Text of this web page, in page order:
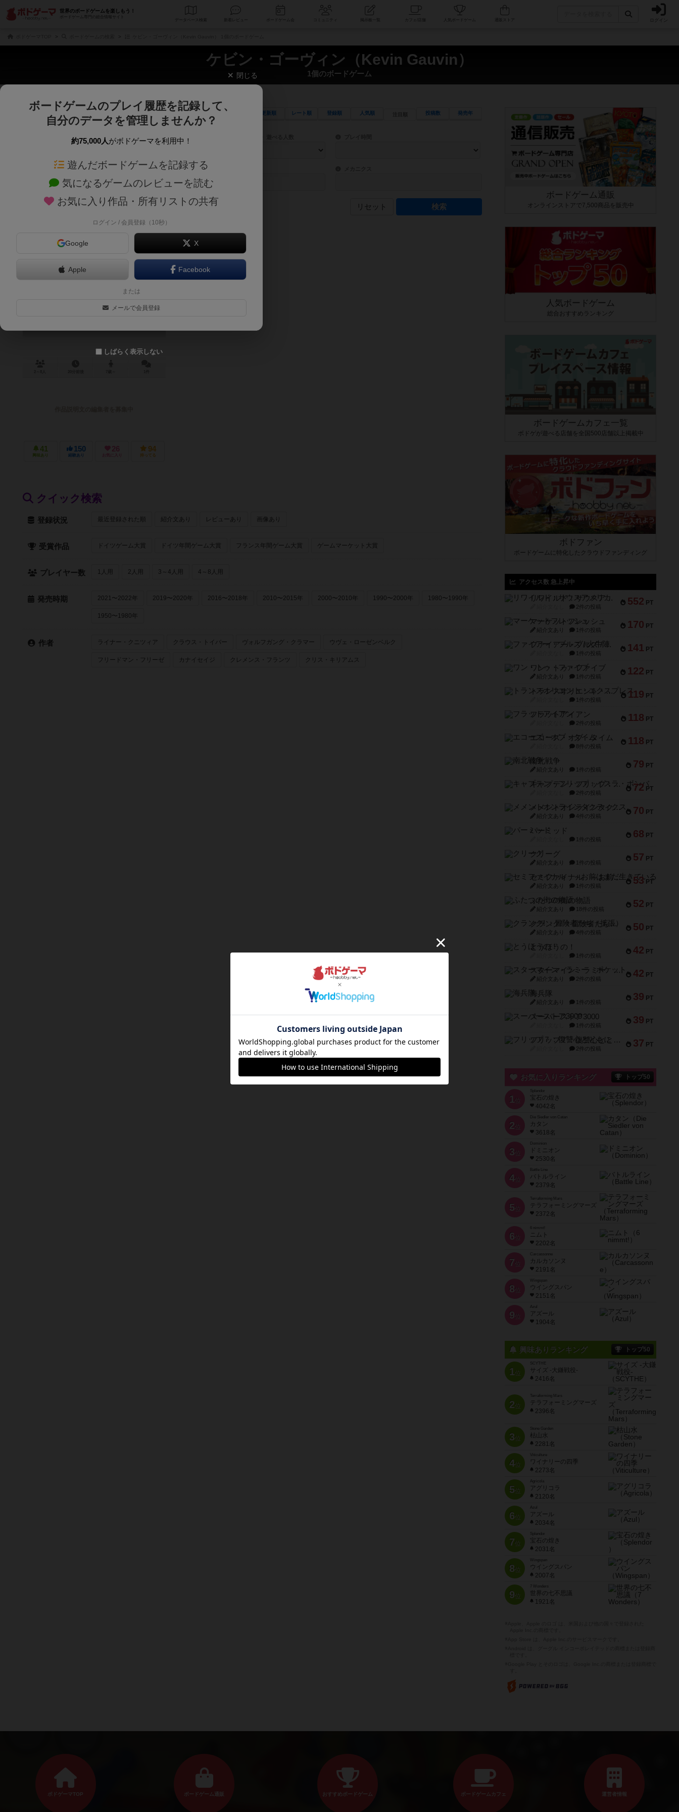
世界のボードゲームを楽しもう！
ボードゲーム専門の総合情報サイト
データベース コミュニティ 人気ボードゲーム ログイン
ケビン・ゴーヴィン（Kevin Gauvin）
1個のボードゲーム
じっくり表示 更新順 レート順 登録順 人気順 投稿数 発売年
商品名、商品説明文、デザイナー名、テーマ名、メカニクス名を対象にフリーワード検索ができます。
ゲームデザイナー名を指定して検索できます。
ゲームデザイナー 目安となる所要時間を指定することができます。マニュアルを読む時間や参加者へのルール説明時間は含まれていないため、初めて
対象年齢を指定します。 世界観や登場人物などモチーフ・ストーリーを指定することができます。直感的にゲームシステムを理解できるよう、中世ファンタジー・クッキング・海賊同士の対決など、ゲームコンセプトを絞
テーマ/フレーバー ゲーム性を構成するコアシステムです。主にボードゲームに慣れている方向けの絞込機能です。例えば「ダイスロール」はランダ
リセット
スタンプ絵作りクイズ インク de リ
41
興味あり
150
経験あり
26
お気に入り
94
持ってる
クイック検索
登録状況 最近登録された順 紹介文あり レビューあり 画像あり
受賞作品 ドイツゲーム大賞 ドイツ年間ゲーム大賞 フランス年間ゲーム大賞 ゲームマーケット大賞
プレイヤー数 1人用 2人用 3～4人用 4～8人用
発売時期 2021〜2022年 2019〜2020年 2016〜2018年 2010〜2015年 2000〜2010年 1990〜2000年 1980〜1990年
1950〜1980年
作者 ライナー・クニツィア クラウス・トイバー ヴォルフガング・クラマー ウヴェ・ローゼンベルク
フリードマン・フリーゼ カナイセイジ クレメンス・フランツ クリス・キリアムス
ボードゲーム通販
オンラインストアで7,500商品を販売中
人気ボードゲーム
総合おすすめランキング
ボードゲームカフェ一覧
ボドゲが遊べる店舗を全国500店舗以上掲載中
ボドファン
ボードゲームに特化したクラウドファンディング
アクセス数 急上昇中
552 PT
リワイルド：サウスアメリカ
2件の投稿
170 PT
マーケットフレッシュ
紹介文あり 1件の投稿
141 PT
ファイアー・ブルズ / 火牛陣
1件の投稿
122 PT
ワン・トゥ・ファイブ
紹介文あり 1件の投稿
119 PT
トランスオリエント・エクスプレス
1件の投稿
118 PT
フラットアイアン
2件の投稿
118 PT
エコーズ・オブ・タイム
8件の投稿
79 PT
南北戦争
紹介文あり 1件の投稿
72 PT
キャプテン・フリップ：イスラ・ボンバ
2件の投稿
70 PT
メメントオンラインタクティクス
紹介文あり 4件の投稿
68 PT
パーミッド
1件の投稿
57 PT
クリーグ
紹介文あり 1件の投稿
53 PT
セミファイナル ～お前はまだ生きている～
紹介文あり 1件の投稿
52 PT
ふたつの街の物語
紹介文あり 18件の投稿
50 PT
クランク! ：冒険者たち（拡張）
紹介文あり 4件の投稿
42 PT
とうほうの！
1件の投稿
42 PT
スターマイン・ラミー ポケット
紹介文あり 2件の投稿
39 PT
海兵隊
紹介文あり 1件の投稿
39 PT
スーパーストア3000
1件の投稿
37 PT
フリップ７：復讐心とともに
2件の投稿
お気に入りランキング トップ50
1 位
宝石の煌き
4042名
2 位
Die Siedler von Catan
カタン
3618名
3 位
ドミニオン
2530名
4位
Battle Line
バトルライン
2379名
5 位
Terraforming Mars
テラフォーミングマーズ
2372名
6 位
ニムト
2202名
7 位
Carcassonne
カルカソンヌ
2191名
8 位
Wingspan
ウイングスパン
2151名
9 位
Azul
アズール
1904名
興味ありランキング トップ50
1位
SCYTHE
サイズ -大鎌戦役-
2416名
2位
Terraforming Mars
テラフォーミングマーズ
2396名
3位
Stone Garden
枯山水
2281名
4位
Viticulture
ワイナリーの四季
2273名
5位
Agricola
アグリコラ
2120名
6位
Azul
アズール
2034名
7位
宝石の煌き
2031名
8位
Wingspan
ウイングスパン
2007名
9位
7 Wonders
世界の七不思議
1921名
閉じる
ボードゲームのプレイ履歴を記録して、
自分のデータを管理しませんか？
約75,000人がボドゲーマを利用中！
遊んだボードゲームを記録する
気になるゲームのレビューを読む
お気に入り作品・所有リストの共有
ログイン / 会員登録（10秒）
Google X
Apple Facebook
または
メールで会員登録
しばらく表示しない
ボドゲーマTOP ボードゲーム通販 おすすめボードゲーム ボードゲームカフェ 運営者情報